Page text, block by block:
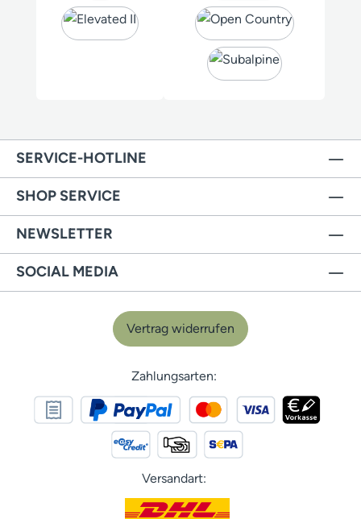
SERVICE-HOTLINE
SHOP SERVICE
NEWSLETTER
SOCIAL MEDIA
Vertrag widerrufen
Zahlungsarten:
Versandart: